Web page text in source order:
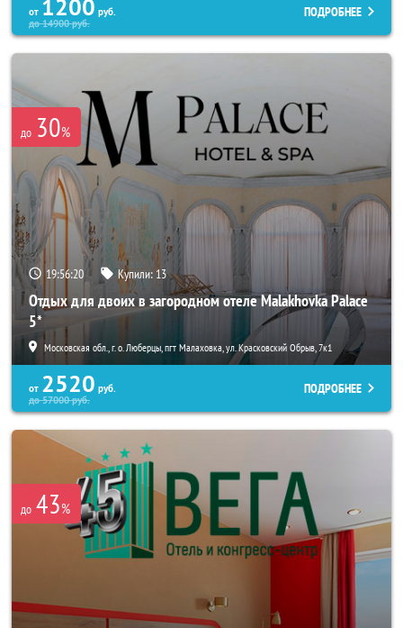
от 1200 руб.
до14900руб.
ПОДРОБНЕЕ
до 30%
19:56:18 Купили: 13
Отдых для двоих в загородном отеле Malakhovka Palace
5*
Московская обл., г. о. Люберцы, пгт Малаховка, ул. Красковский Обрыв, 7к1
от 2520 руб.
до57000руб.
ПОДРОБНЕЕ
до 43%